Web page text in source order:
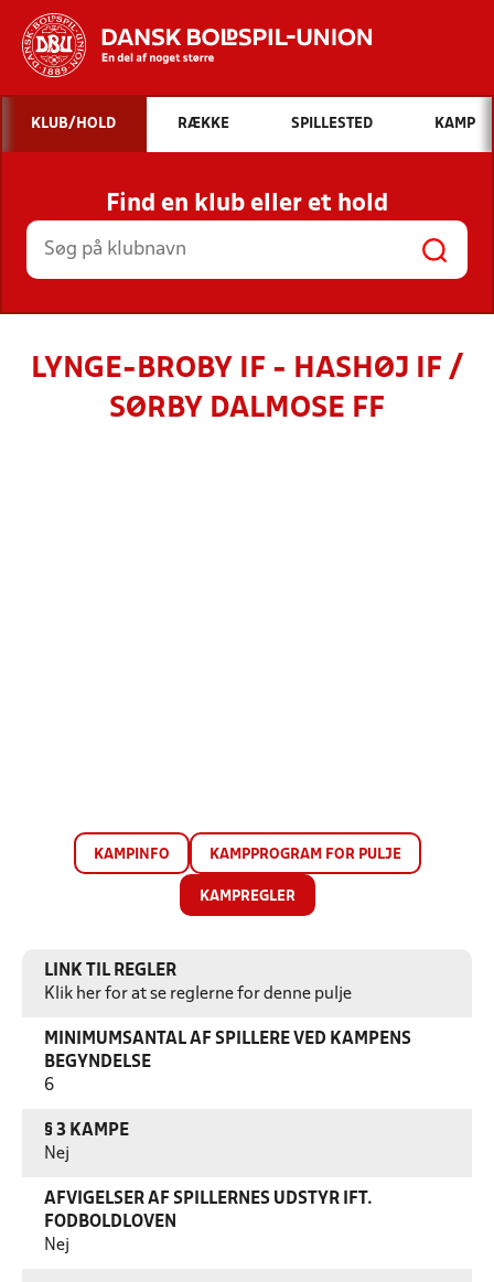
Hvad vil du søge efter?
INDHOLD OG NYHEDER
STILLINGER, RESULTATER, KLUBBER OG
HOLD
KLUB/HOLD RÆKKE SPILLESTED KAMP
Find en klub eller et hold
LYNGE-BROBY IF - HASHØJ IF /
SØRBY DALMOSE FF
KAMPINFO KAMPPROGRAM FOR PULJE
KAMPREGLER
LINK TIL REGLER
Klik her for at se reglerne for denne pulje
MINIMUMSANTAL AF SPILLERE VED KAMPENS
BEGYNDELSE
6
§ 3 KAMPE
Nej
AFVIGELSER AF SPILLERNES UDSTYR IFT.
FODBOLDLOVEN
Nej